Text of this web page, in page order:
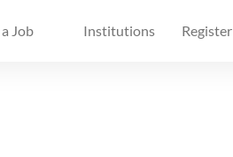
Job Institutions Register